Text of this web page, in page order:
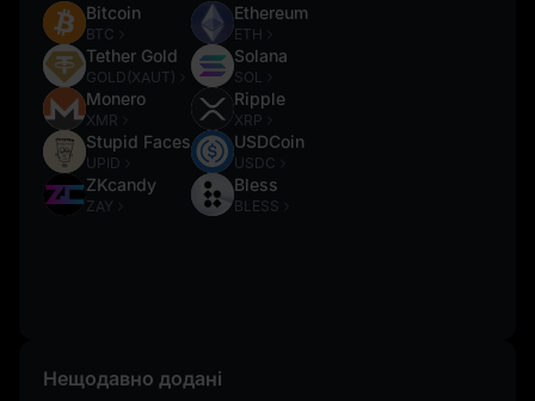
Bitcoin
BTC
Tether Gold
GOLD(XAUT)
Monero
XMR
Stupid Faces
UPID
ZKcandy
ZAY
Ethereum
ETH
Solana
SOL
Ripple
XRP
USDCoin
USDC
Bless
BLESS
Нещодавно додані